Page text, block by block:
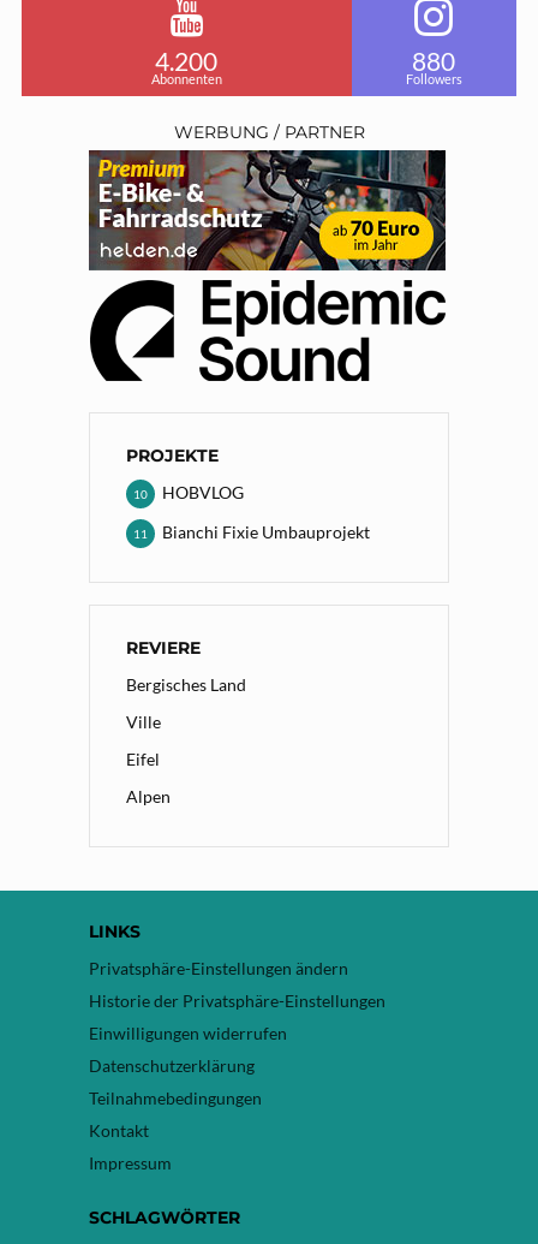
4.200
Abonnenten
880
Followers
WERBUNG / PARTNER
PROJEKTE
HOBVLOG
10
Bianchi Fixie Umbauprojekt
11
REVIERE
Bergisches Land
Ville
Eifel
Alpen
LINKS
Privatsphäre-Einstellungen ändern
Historie der Privatsphäre-Einstellungen
Einwilligungen widerrufen
Datenschutzerklärung
Teilnahmebedingungen
Kontakt
Impressum
SCHLAGWÖRTER